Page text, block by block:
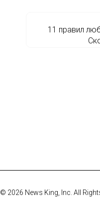
11 правил
© 2026 News King, Inc. All